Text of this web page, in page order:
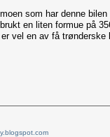
som har denne
en liten formue på
vel en av få